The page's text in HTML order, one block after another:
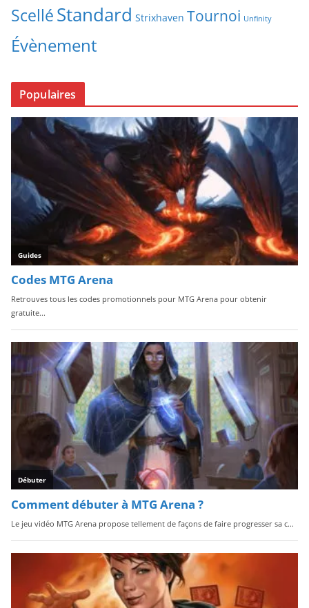
ScelléStandard Strixhaven Tournoi Unfinity
Évènement
Populaires